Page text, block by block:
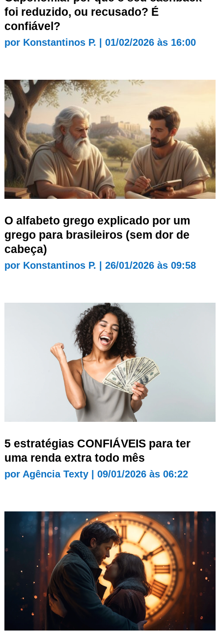
foi reduzido, ou recusado? É
confiável?
por Konstantinos P. 01/02/2026 às 16:00
O alfabeto grego explicado por um
grego para brasileiros (sem dor de
cabeça)
por Konstantinos P. 26/01/2026 às 09:58
5 estratégias CONFIÁVEIS para ter
uma renda extra todo mês
por Agência Texty| 09/01/2026 às 06:22